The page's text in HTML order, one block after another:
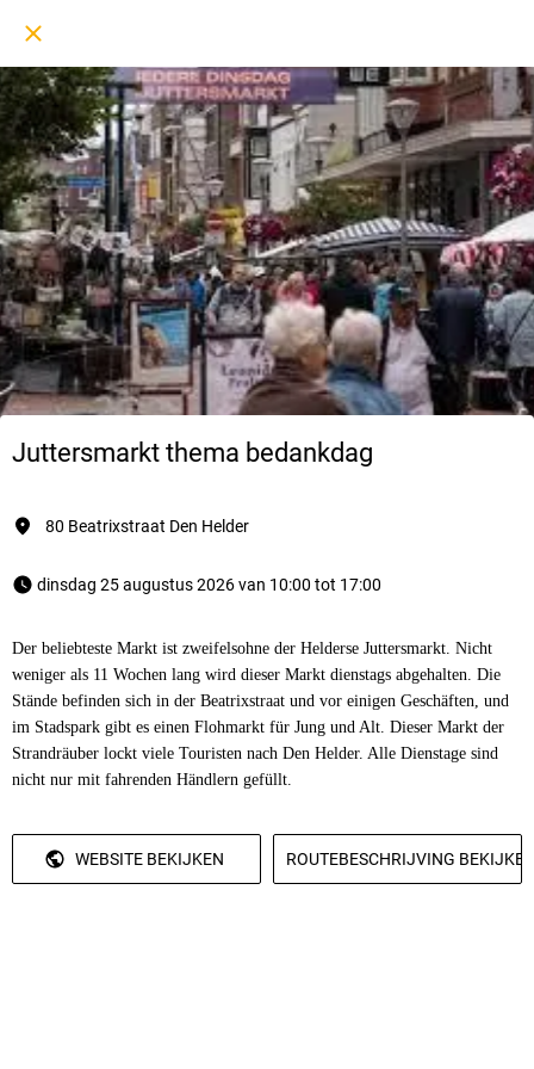
Juttersmarkt thema bedankdag
80 Beatrixstraat Den Helder
dinsdag 25 augustus 2026 van 10:00 tot 17:00
Der beliebteste Markt ist zweifelsohne der Helderse Juttersmarkt. Nicht
weniger als 11 Wochen lang wird dieser Markt dienstags abgehalten. Die
Stände befinden sich in der Beatrixstraat und vor einigen Geschäften, und
im Stadspark gibt es einen Flohmarkt für Jung und Alt. Dieser Markt der
Strandräuber lockt viele Touristen nach Den Helder. Alle Dienstage sind
nicht nur mit fahrenden Händlern gefüllt.
WEBSITE BEKIJKEN ROUTEBESCHRIJVING